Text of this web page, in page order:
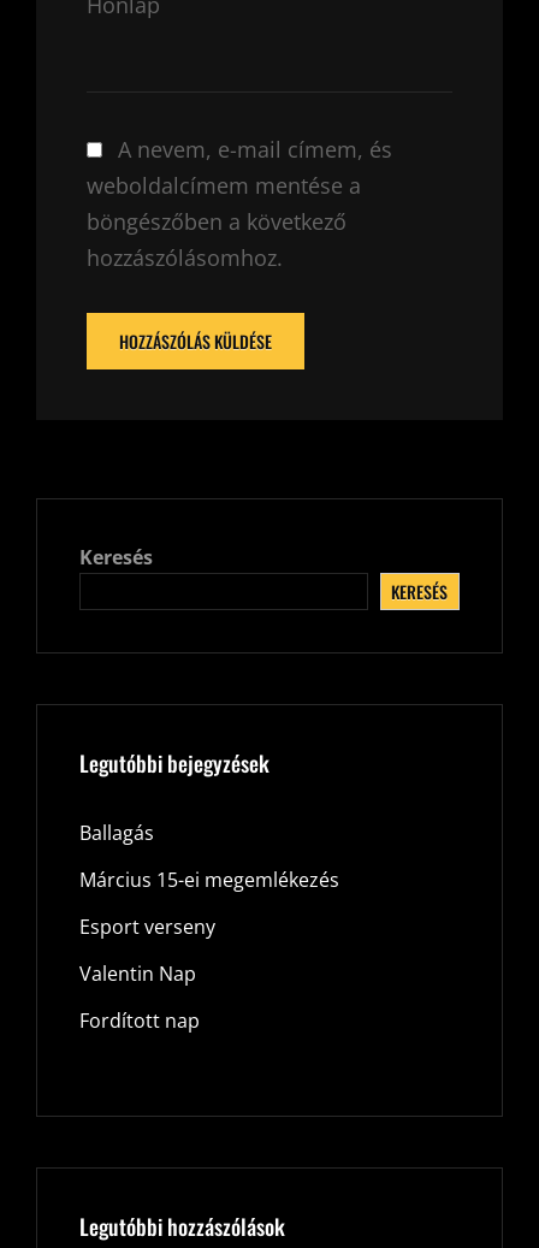
A nevem, e-mail címem, és
weboldalcímem mentése a
böngészőben a következő
hozzászólásomhoz.
Keresés
KERESÉS
Legutóbbi bejegyzések
Ballagás
Március 15-ei megemlékezés
Esport verseny
Valentin Nap
Fordított nap
Legutóbbi hozzászólások